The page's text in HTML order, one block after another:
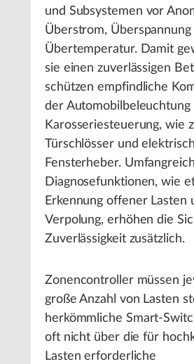
und Subsystemen vor
Überstrom, Überspannung
Übertemperatur. Damit
sie einen zuverlässigen
schützen empfindliche
der Automobilbeleuchtung
Karosseriesteuerung, wie
Türschlösser und
Fensterheber.
Diagnosefunktionen, wie
Erkennung offener Lasten
Verpolung, erhöhen die
Zuverlässigkeit zusätzlich.
Zonencontroller müssen
große Anzahl von Lasten
herkömmliche Smart-
oft nicht über die für
Lasten erforderliche